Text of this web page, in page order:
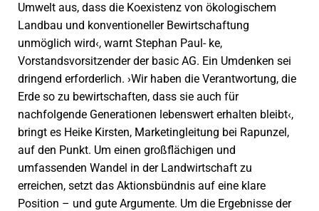
Umwelt aus, dass die Koexistenz von ökologischem
Landbau und konventioneller Bewirtschaftung
unmöglich wird‹, warnt Stephan Paul- ke,
Vorstandsvorsitzender der basic AG. Ein Umdenken sei
dringend erforderlich. ›Wir haben die Verantwortung, die
Erde so zu bewirtschaften, dass sie auch für
nachfolgende Generationen lebenswert erhalten bleibt‹,
bringt es Heike Kirsten, Marketingleitung bei Rapunzel,
auf den Punkt. Um einen großflächigen und
umfassenden Wandel in der Landwirtschaft zu
erreichen, setzt das Aktionsbündnis auf eine klare
Position – und gute Argumente. Um die Ergebnisse der